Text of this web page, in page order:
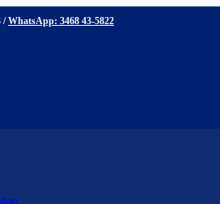
/WhatsApp: 3468 43-5822